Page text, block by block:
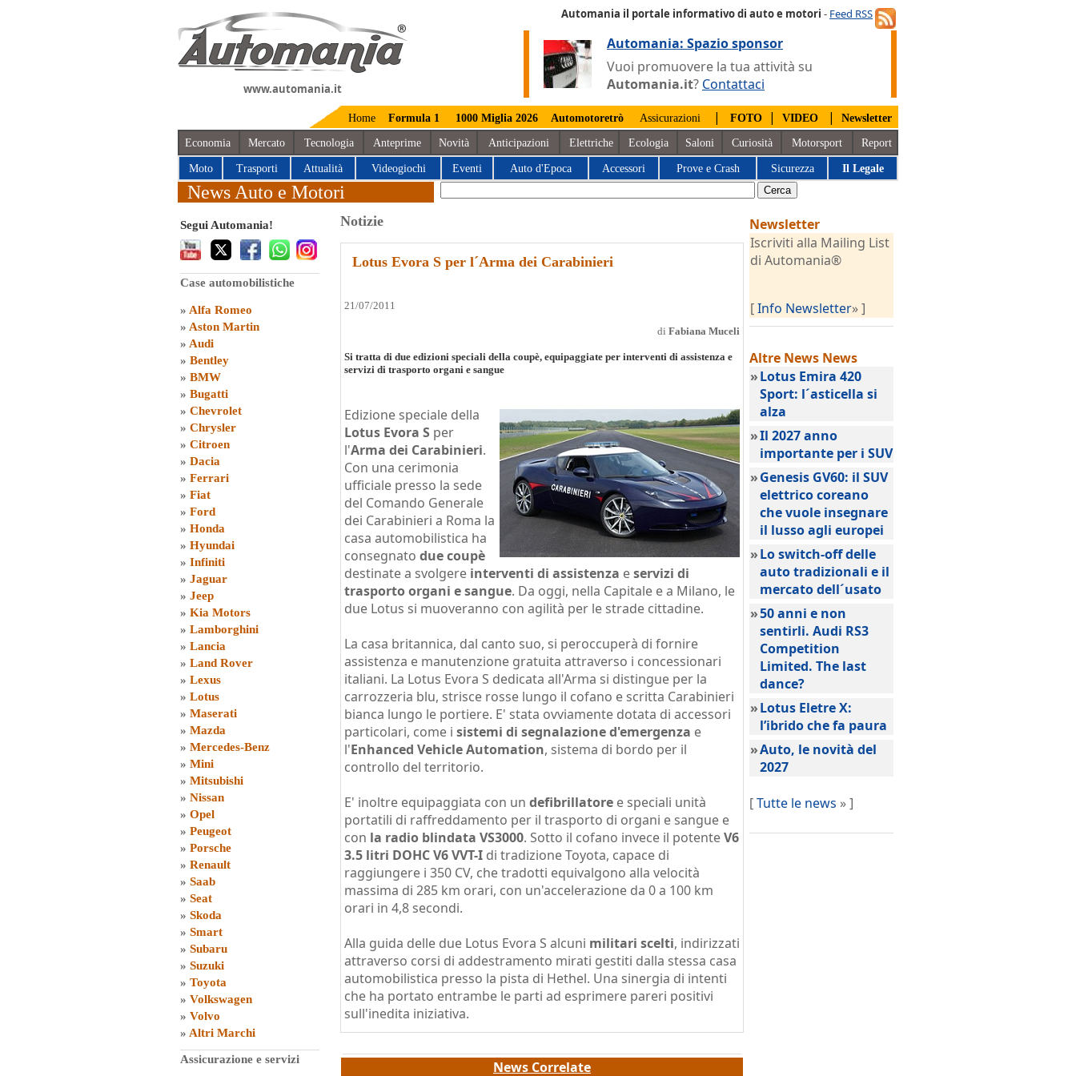
www.automania.it
Automania il portale informativo di auto e motori - Feed RSS
Automania: Spazio sponsor
Vuoi promuovere la tua attività su
Automania.it? Contattaci
Home Formula 1 1000 Miglia 2026 Automotoretrò Assicurazioni | FOTO | VIDEO | Newsletter
Economia Mercato Tecnologia Anteprime Novità Anticipazioni Elettriche Ecologia Saloni Curiosità Motorsport Report
Moto Trasporti Attualità Videogiochi Eventi Auto d'Epoca Accessori Prove e Crash Sicurezza Il Legale
News Auto e Motori
Segui Automania!
Case automobilistiche
» Alfa Romeo
» Aston Martin
» Audi
» Bentley
» BMW
» Bugatti
» Chevrolet
» Chrysler
» Citroen
» Dacia
» Ferrari
» Fiat
» Ford
» Honda
» Hyundai
» Infiniti
» Jaguar
» Jeep
» Kia Motors
» Lamborghini
» Lancia
» Land Rover
» Lexus
» Lotus
» Maserati
» Mazda
» Mercedes-Benz
» Mini
» Mitsubishi
» Nissan
» Opel
» Peugeot
» Porsche
» Renault
» Saab
» Seat
» Skoda
» Smart
» Subaru
» Suzuki
» Toyota
» Volkswagen
» Volvo
» Altri Marchi
Assicurazione e servizi
Notizie
Lotus Evora S per l´Arma dei Carabinieri
21/07/2011
di Fabiana Muceli
Si tratta di due edizioni speciali della coupè, equipaggiate per interventi di assistenza e
servizi di trasporto organi e sangue
Edizione speciale della
Lotus Evora S per
l'Arma dei Carabinieri.
Con una cerimonia
ufficiale presso la sede
del Comando Generale
dei Carabinieri a Roma la
casa automobilistica ha
consegnato due coupè
destinate a svolgere interventi di assistenza eservizi di
trasporto organi e sangue. Da oggi, nella Capitale e a Milano, le
due Lotus si muoveranno con agilità per le strade cittadine.
La casa britannica, dal canto suo, si peroccuperà di fornire
assistenza e manutenzione gratuita attraverso i concessionari
italiani. La Lotus Evora S dedicata all'Arma si distingue per la
carrozzeria blu, strisce rosse lungo il cofano e scritta Carabinieri
bianca lungo le portiere. E' stata ovviamente dotata di accessori
particolari, come i sistemi di segnalazione d'emergenza e
l'Enhanced Vehicle Automation, sistema di bordo per il
controllo del territorio.
E' inoltre equipaggiata con un defibrillatore e speciali unità
portatili di raffreddamento per il trasporto di organi e sangue e
con la radio blindata VS3000. Sotto il cofano invece il potenteV6
3.5 litri DOHC V6 VVT-I di tradizione Toyota, capace di
raggiungere i 350 CV, che tradotti equivalgono alla velocità
massima di 285 km orari, con un'accelerazione da 0 a 100 km
orari in 4,8 secondi.
Alla guida delle due Lotus Evora S alcuni militari scelti, indirizzati
attraverso corsi di addestramento mirati gestiti dalla stessa casa
automobilistica presso la pista di Hethel. Una sinergia di intenti
che ha portato entrambe le parti ad esprimere pareri positivi
sull'inedita iniziativa.
News Correlate
Newsletter
Iscriviti alla Mailing List
di Automania®
[Info Newsletter» ]
Altre News News
»Lotus Emira 420
Sport: l´asticella si
alza
»Il 2027 anno
importante per i SUV
»Genesis GV60: il SUV
elettrico coreano
che vuole insegnare
il lusso agli europei
»Lo switch-off delle
auto tradizionali e il
mercato dell´usato
»50 anni e non
sentirli. Audi RS3
Competition
Limited. The last
dance?
»Lotus Eletre X:
l’ibrido che fa paura
»Auto, le novità del
2027
[Tutte le news » ]